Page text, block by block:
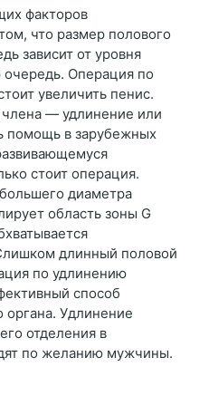
факторов
что размер полового
зависит от уровня
Операция по
увеличить пенис.
— удлинение или
помощь в зарубежных
стоит операция.
диаметра
область зоны G
длинный половой
по удлинению
способ
органа. Удлинение
отделения в
по желанию мужчины.